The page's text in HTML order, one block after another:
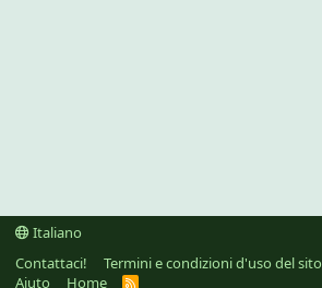
Italiano
Contattaci!
Termini e condizioni d'uso del sito
Aiuto
Home R